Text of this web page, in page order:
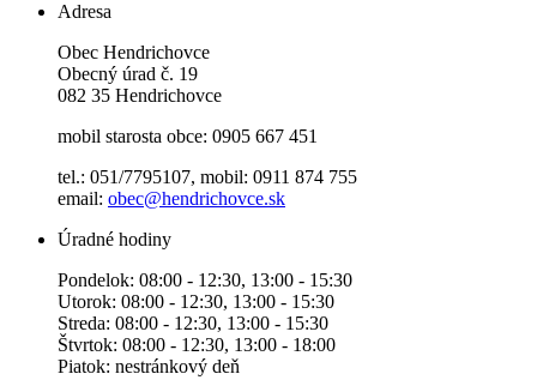
Adresa
Obec Hendrichovce
Obecný úrad č. 19
082 35 Hendrichovce
mobil starosta obce: 0905 667 451
tel.: 051/7795107, mobil: 0911 874 755
email: obec@hendrichovce.sk
Úradné hodiny
Pondelok: 08:00 - 12:30, 13:00 - 15:30
Utorok: 08:00 - 12:30, 13:00 - 15:30
Streda: 08:00 - 12:30, 13:00 - 15:30
Štvrtok: 08:00 - 12:30, 13:00 - 18:00
Piatok: nestránkový deň